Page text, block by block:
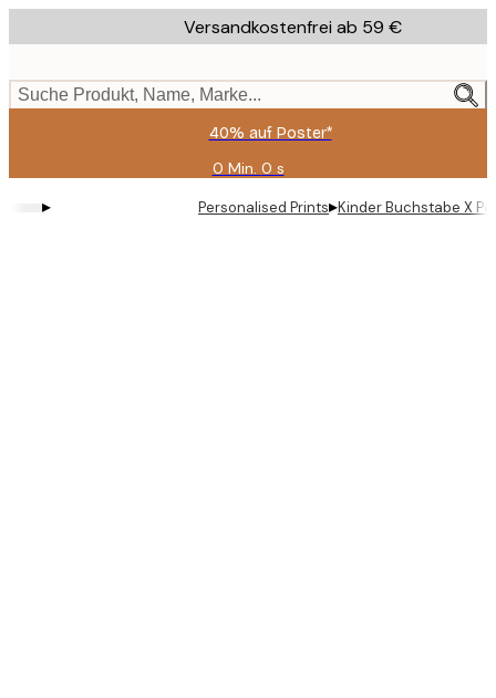
to
content.
Versandkostenfrei ab 59 €
Suche Produkt, Name, Marke...
40% auf Poster*
0 Min. 0 s
Gültig
bis:
2026-
▸ Personalised Prints▸Kinder Buchstabe X